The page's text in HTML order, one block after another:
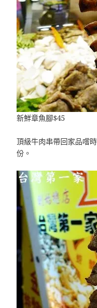
新鮮章魚腳$45
頂級牛肉串帶回家品嚐
份。